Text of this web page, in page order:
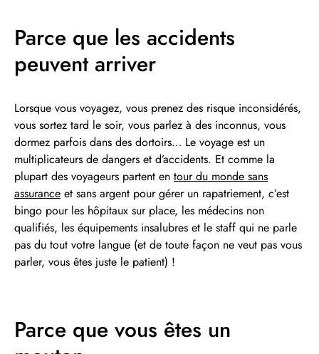
Parce que les accidents
peuvent arriver
Lorsque vous voyagez, vous prenez des risque inconsidérés,
vous sortez tard le soir, vous parlez à des inconnus, vous
dormez parfois dans des dortoirs… Le voyage est un
multiplicateurs de dangers et d’accidents. Et comme la
plupart des voyageurs partent en tour du monde sans
assurance et sans argent pour gérer un rapatriement, c’est
bingo pour les hôpitaux sur place, les médecins non
qualifiés, les équipements insalubres et le staff qui ne parle
pas du tout votre langue (et de toute façon ne veut pas vous
parler, vous êtes juste le patient) !
Parce que vous êtes un